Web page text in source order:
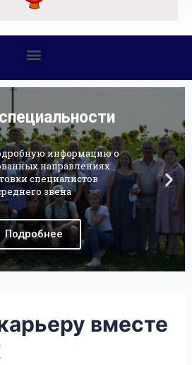
вместе